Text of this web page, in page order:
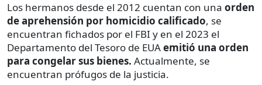
Los hermanos desde el 2012 cuentan con una orden
de aprehensión por homicidio calificado, se
encuentran fichados por el FBI y en el 2023 el
Departamento del Tesoro de EUAemitió una orden
para congelar sus bienes. Actualmente, se
encuentran prófugos de la justicia.